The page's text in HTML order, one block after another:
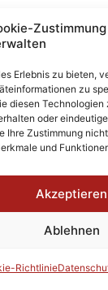
Zustimmung
Erlebnis zu bieten,
zu
diesen
oder
Ihre Zustimmung
und
Akzeptieren
Ablehnen
Richtlinie